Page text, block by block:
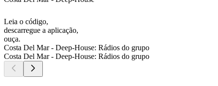
Leia o código,
descarregue a aplicação,
ouça.
Costa Del Mar - Deep-House: Rádios do grupo
Costa Del Mar - Deep-House: Rádios do grupo